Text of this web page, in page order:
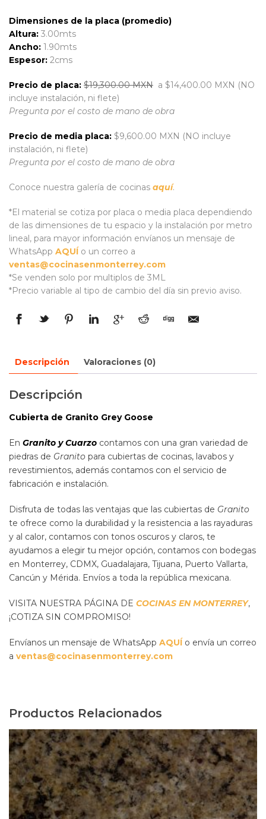
Dimensiones de la placa (promedio)
Altura: 3.00mts
Ancho: 1.90mts
Espesor: 2cms
Precio de placa: $19,300.00 MXN a $14,400.00 MXN (NO
incluye instalación, ni flete)
Pregunta por el costo de mano de obra
Precio de media placa: $9,600.00 MXN (NO incluye
instalación, ni flete)
Pregunta por el costo de mano de obra
Conoce nuestra galería de cocinas aquí.
*El material se cotiza por placa o media placa dependiendo
de las dimensiones de tu espacio y la instalación por metro
lineal, para mayor información envíanos un mensaje de
WhatsApp AQUÍ o un correo a
ventas@cocinasenmonterrey.com
*Se venden solo por multiplos de 3ML
*Precio variable al tipo de cambio del día sin previo aviso.
Descripción Valoraciones (0)
Descripción
Cubierta de Granito Grey Goose
En Granito y Cuarzo contamos con una gran variedad de
piedras de Granito para cubiertas de cocinas, lavabos y
revestimientos, además contamos con el servicio de
fabricación e instalación.
Disfruta de todas las ventajas que las cubiertas de Granito
te ofrece como la durabilidad y la resistencia a las rayaduras
y al calor, contamos con tonos oscuros y claros, te
ayudamos a elegir tu mejor opción, contamos con bodegas
en Monterrey, CDMX, Guadalajara, Tijuana, Puerto Vallarta,
Cancún y Mérida. Envíos a toda la república mexicana.
VISITA NUESTRA PÁGINA DE COCINAS EN MONTERREY,
¡COTIZA SIN COMPROMISO!
Envíanos un mensaje de WhatsApp AQUÍ o envía un correo
a ventas@cocinasenmonterrey.com
Productos Relacionados